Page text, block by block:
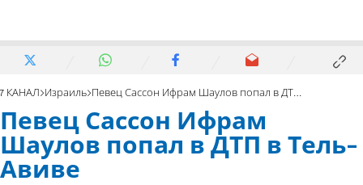
7 КАНАЛ Израиль Певец Сассон Ифрам Шаулов попал в ДТП в Тель-Авиве
Певец Сассон Ифрам
Шаулов попал в ДТП в Тель-
Авиве